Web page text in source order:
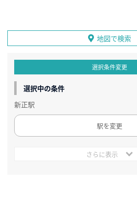
地図で検索
選択条件変更
選択中の条件
新正駅
駅を変更
さらに表示